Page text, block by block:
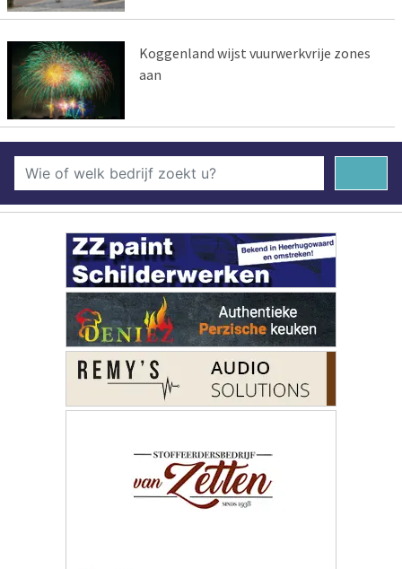
Koggenland wijst vuurwerkvrije zones
aan